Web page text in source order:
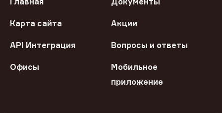
Карта сайта Акции
API Интеграция Вопросы и ответы
Офисы
Мобильное
приложение